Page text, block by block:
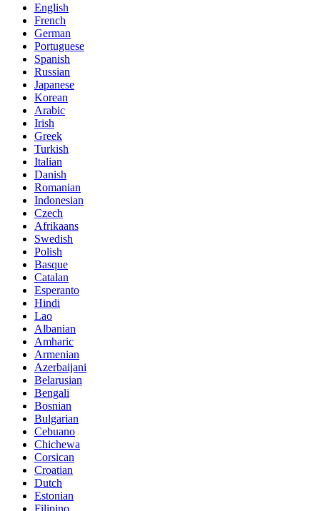
English
French
German
Portuguese
Spanish
Russian
Japanese
Korean
Arabic
Irish
Greek
Turkish
Italian
Danish
Romanian
Indonesian
Czech
Afrikaans
Swedish
Polish
Basque
Catalan
Esperanto
Hindi
Lao
Albanian
Amharic
Armenian
Azerbaijani
Belarusian
Bengali
Bosnian
Bulgarian
Cebuano
Chichewa
Corsican
Croatian
Dutch
Estonian
Filipino